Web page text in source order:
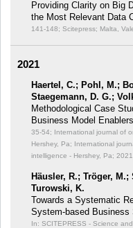
Providing Clarity on Big
the Most Relevant Data
141-148; Scitepress; Malta,
2021
Haertel, C.; Pohl, M.;
Staegemann, D. G.;
Methodological Case
Business Model
35-54; International journal of
Hershey, Pa; International
intelligence - Hershey, Pa;
Häusler, R.; Tröger,
Turowski, K.
Towards a Systematic
System-based Business
In: SCITEPRESS - Science